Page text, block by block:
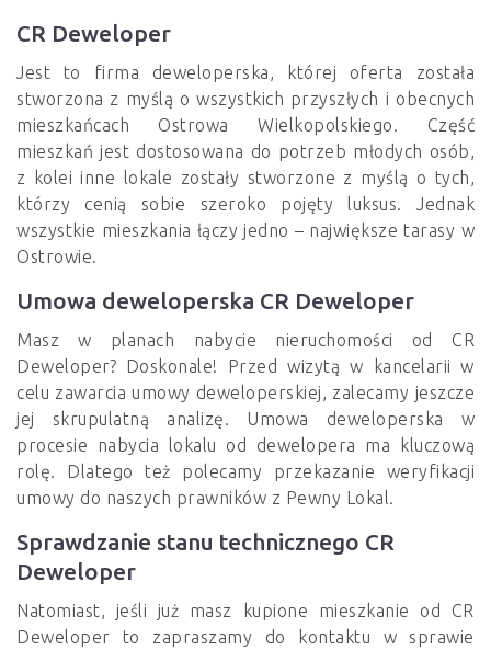
CR Deweloper
Jest to firma deweloperska, której oferta została
stworzona z myślą o wszystkich przyszłych i obecnych
mieszkańcach Ostrowa Wielkopolskiego. Część
mieszkań jest dostosowana do potrzeb młodych osób,
z kolei inne lokale zostały stworzone z myślą o tych,
którzy cenią sobie szeroko pojęty luksus. Jednak
wszystkie mieszkania łączy jedno – największe tarasy w
Ostrowie.
Umowa deweloperska CR Deweloper
Masz w planach nabycie nieruchomości od CR
Deweloper? Doskonale! Przed wizytą w kancelarii w
celu zawarcia umowy deweloperskiej, zalecamy jeszcze
jej skrupulatną analizę. Umowa deweloperska w
procesie nabycia lokalu od dewelopera ma kluczową
rolę. Dlatego też polecamy przekazanie weryfikacji
umowy do naszych prawników z Pewny Lokal.
Sprawdzanie stanu technicznego CR
Deweloper
Natomiast, jeśli już masz kupione mieszkanie od CR
Deweloper to zapraszamy do kontaktu w sprawie